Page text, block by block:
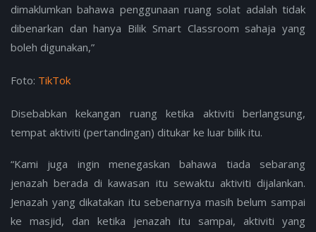
dimaklumkan bahawa penggunaan ruang solat adalah tidak
dibenarkan dan hanya Bilik Smart Classroom sahaja yang
boleh digunakan,”
Foto: TikTok
Disebabkan kekangan ruang ketika aktiviti berlangsung,
tempat aktiviti (pertandingan) ditukar ke luar bilik itu.
“Kami juga ingin menegaskan bahawa tiada sebarang
jenazah berada di kawasan itu sewaktu aktiviti dijalankan.
Jenazah yang dikatakan itu sebenarnya masih belum sampai
ke masjid, dan ketika jenazah itu sampai, aktiviti yang